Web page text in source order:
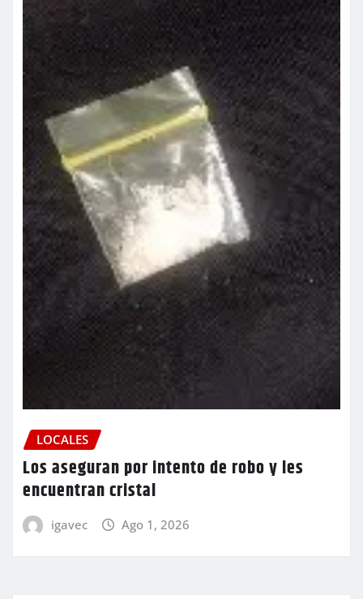
LOCALES
Los aseguran por intento de robo y les
encuentran cristal
igavec Ago 1, 2026